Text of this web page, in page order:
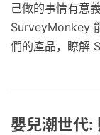
己做的事情有意
SurveyMonkey
們的產品，瞭解
嬰兒潮世代: